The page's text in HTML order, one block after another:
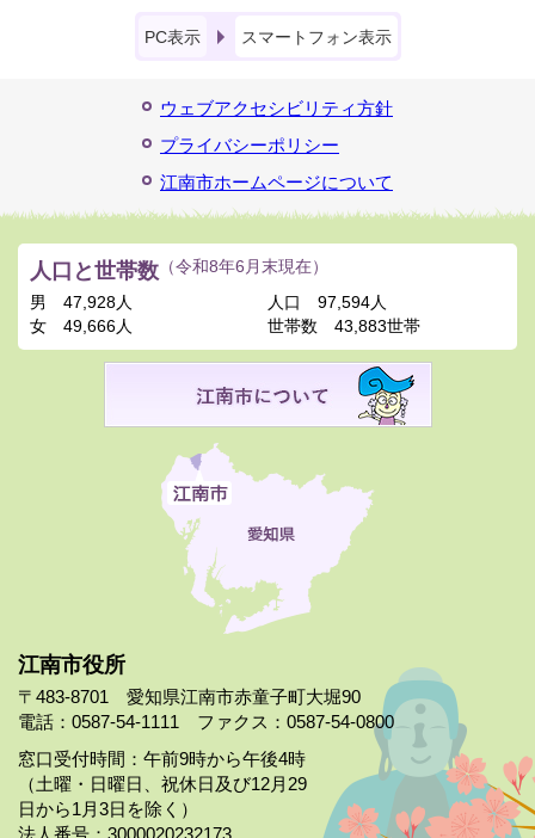
PC表示 スマートフォン表示
ウェブアクセシビリティ方針
プライバシーポリシー
江南市ホームページについて
江南市役所
〒483-8701 愛知県江南市赤童子町大堀90
電話：0587-54-1111 ファクス：0587-54-0800
窓口受付時間：午前9時から午後4時
（土曜・日曜日、祝休日及び12月29
日から1月3日を除く）
法人番号：3000020232173
人口と世帯数 （令和8年6月末現在）
男
47,928人
女
49,666人
人口
97,594人
世帯数
43,883世帯